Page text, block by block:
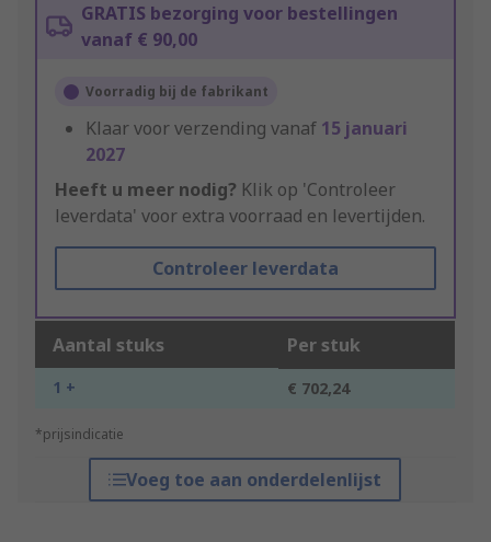
GRATIS bezorging voor bestellingen
vanaf € 90,00
Voorradig bij de fabrikant
Klaar voor verzending vanaf 15 januari
2027
Heeft u meer nodig? Klik op 'Controleer
leverdata' voor extra voorraad en levertijden.
Controleer leverdata
Aantal stuks Per stuk
1 + € 702,24
*prijsindicatie
Voeg toe aan onderdelenlijst